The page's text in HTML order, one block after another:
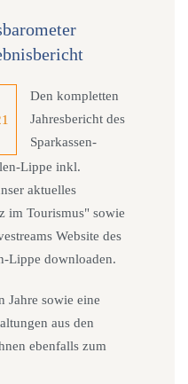
Den kompletten
Jahresbericht des
Sparkassen-
Lippe inkl.
aktuelles
im Tourismus" sowie
Website des
Lippe downloaden.
Jahre sowie eine
aus den
ebenfalls zum